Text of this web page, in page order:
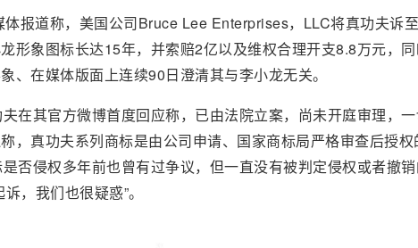
报道称，美国公司Bruce Lee Enterprises，LLC将真功夫诉
形象图标长达15年，并索赔2亿以及维权合理开支8.8万元，
、在媒体版面上连续90日澄清其与李小龙无关。
在其官方微博首度回应称，已由法院立案，尚未开庭审理，
，真功夫系列商标是由公司申请、国家商标局严格审查后授
否侵权多年前也曾有过争议，但一直没有被判定侵权或者撤
，我们也很疑惑”。